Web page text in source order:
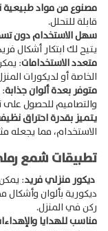
Products
search
مصنوع من مواد طبيعية
قابلة للتحلل.
سهل الاستخدام دون
يتيح لك ابتكار أشكال
متعدد الاستخدامات:
الخاصة أو لديكورات
متوفر بعدة ألوان جذابة:
والتصاميم للحصول على
يتميز بقدرة احتراق
الاستخدام، مما يجعله
تطبيقات شمع رملي ٥٠٠
ديكور منزلي فريد:
ديكورية بألوان
ركن في المنزل.
مناسب للهدايا